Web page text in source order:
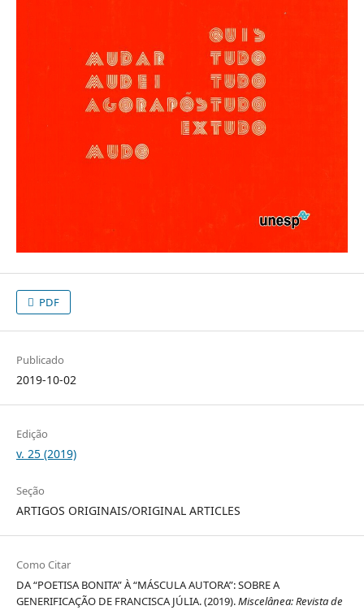
PDF
Publicado
2019-10-02
Edição
v. 25 (2019)
Seção
ARTIGOS ORIGINAIS/ORIGINAL ARTICLES
Como Citar
DA “POETISA BONITA” À “MÁSCULA AUTORA”: SOBRE A
GENERIFICAÇÃO DE FRANCISCA JÚLIA. (2019).Miscelânea: Revista de